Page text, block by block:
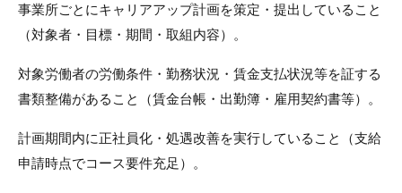
事業所ごとにキャリアアップ計画を策定・提出していること
（対象者・目標・期間・取組内容）。
対象労働者の労働条件・勤務状況・賃金支払状況等を証する
書類整備があること（賃金台帳・出勤簿・雇用契約書等）。
計画期間内に正社員化・処遇改善を実行していること（支給
申請時点でコース要件充足）。